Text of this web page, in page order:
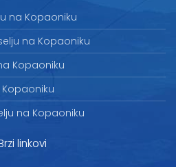
na Kopaoniku
na Kopaoniku
Kopaoniku
na Kopaoniku
linkovi